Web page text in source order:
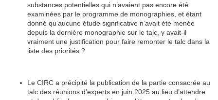
substances potentielles qui n’avaient pas encore été
examinées par le programme de monographies, et étant
donné qu’aucune étude significative n’avait été menée
depuis la dernière monographie sur le talc, y avait-il
vraiment une justification pour faire remonter le talc dans la
liste des priorités ?
Le CIRC a précipité la publication de la partie consacrée au
talc des réunions d’experts en juin 2025 au lieu d’attendre